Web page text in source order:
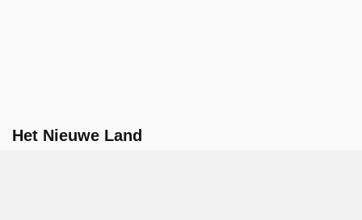
Het Nieuwe Land